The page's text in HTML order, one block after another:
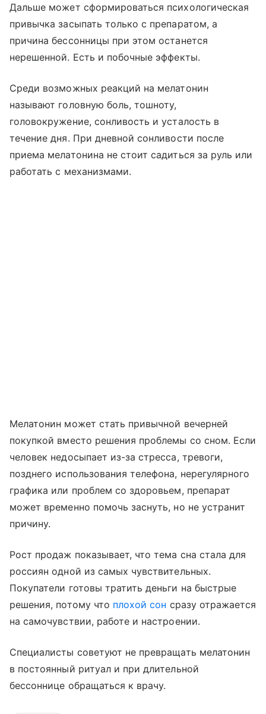
Дальше может сформироваться психологическая
привычка засыпать только с препаратом, а
причина бессонницы при этом останется
нерешенной. Есть и побочные эффекты.
Среди возможных реакций на мелатонин
называют головную боль, тошноту,
головокружение, сонливость и усталость в
течение дня. При дневной сонливости после
приема мелатонина не стоит садиться за руль или
работать с механизмами.
Мелатонин может стать привычной вечерней
покупкой вместо решения проблемы со сном. Если
человек недосыпает из-за стресса, тревоги,
позднего использования телефона, нерегулярного
графика или проблем со здоровьем, препарат
может временно помочь заснуть, но не устранит
причину.
Рост продаж показывает, что тема сна стала для
россиян одной из самых чувствительных.
Покупатели готовы тратить деньги на быстрые
решения, потому что плохой сон сразу отражается
на самочувствии, работе и настроении.
Специалисты советуют не превращать мелатонин
в постоянный ритуал и при длительной
бессоннице обращаться к врачу.